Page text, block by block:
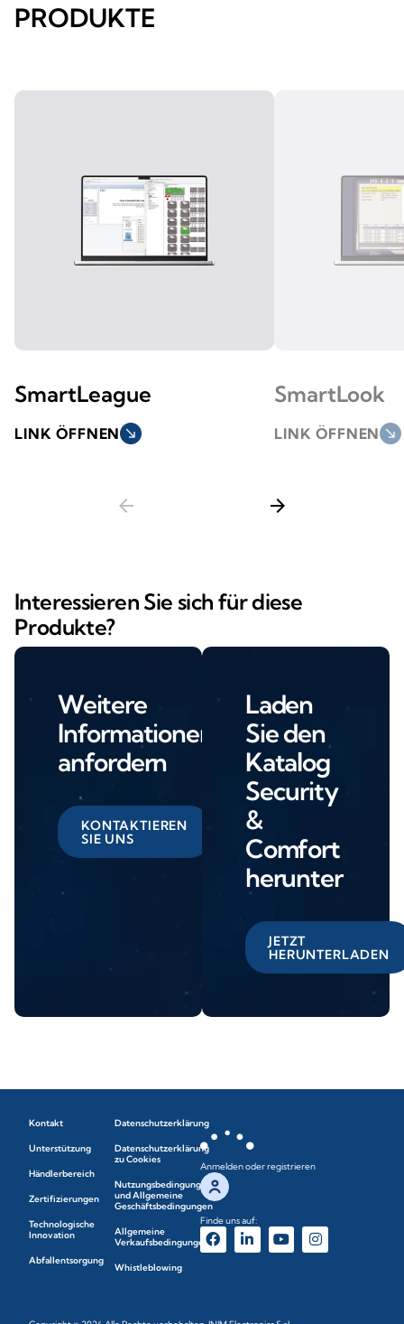
PRODUKTE
SmartLeague
LINK ÖFFNEN south_east
SmartLook
LINK ÖFFNEN south_east
arrow_back arrow_forward
Interessieren Sie sich für diese
Produkte?
Weitere
Informationen
anfordern
KONTAKTIEREN
SIE UNS
Laden
Sie den
Katalog
Security
&
Comfort
herunter
JETZT
HERUNTERLADEN
Kontakt
Unterstützung
Händlerbereich
Zertifizierungen
Technologische
Innovation
Abfallentsorgung
Datenschutzerklärung
Datenschutzerklärung
zu Cookies
Nutzungsbedingungen
und Allgemeine
Geschäftsbedingungen
Allgemeine
Verkaufsbedingungen
Whistleblowing
Anmelden oder registrieren
Finde uns auf: